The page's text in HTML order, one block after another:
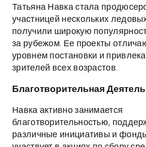
Татьяна Навка стала
участницей нескольких
получили широкую
за рубежом. Ее проекты
уровнем постановки и
зрителей всех возрастов.
Благотворительная
Навка активно занимается
благотворительностью,
различные инициативы и